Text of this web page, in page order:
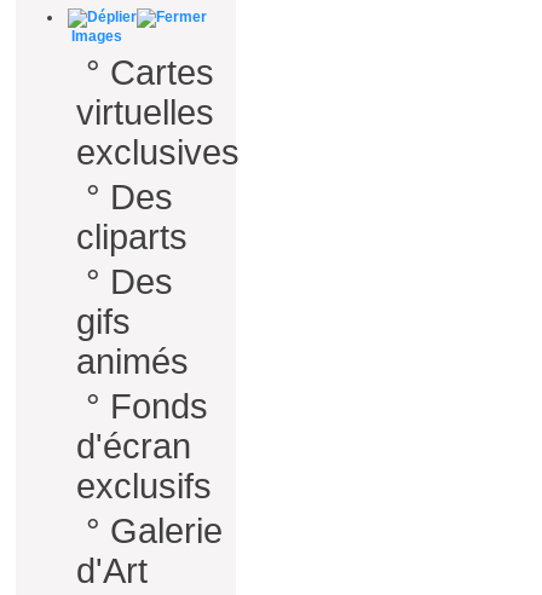
Images
° Cartes
virtuelles
exclusives
° Des
cliparts
° Des
gifs
animés
° Fonds
d'écran
exclusifs
° Galerie
d'Art